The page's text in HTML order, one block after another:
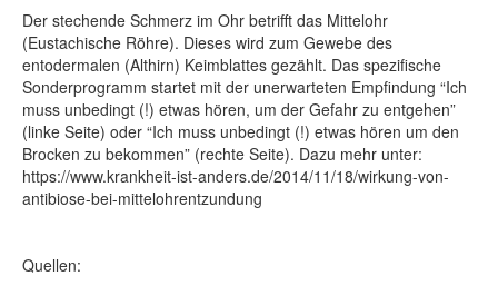
Der stechende Schmerz im Ohr betrifft das Mittelohr
(Eustachische Röhre). Dieses wird zum Gewebe des
entodermalen (Althirn) Keimblattes gezählt. Das spezifische
Sonderprogramm startet mit der unerwarteten Empfindung “Ich
muss unbedingt (!) etwas hören, um der Gefahr zu entgehen”
(linke Seite) oder “Ich muss unbedingt (!) etwas hören um den
Brocken zu bekommen” (rechte Seite). Dazu mehr unter:
https://www.krankheit-ist-anders.de/2014/11/18/wirkung-von-
antibiose-bei-mittelohrentzundung
Quellen: